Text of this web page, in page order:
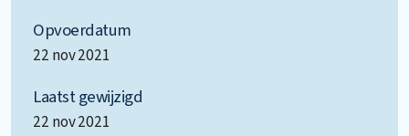
Opvoerdatum
22 nov 2021
Laatst gewijzigd
22 nov 2021